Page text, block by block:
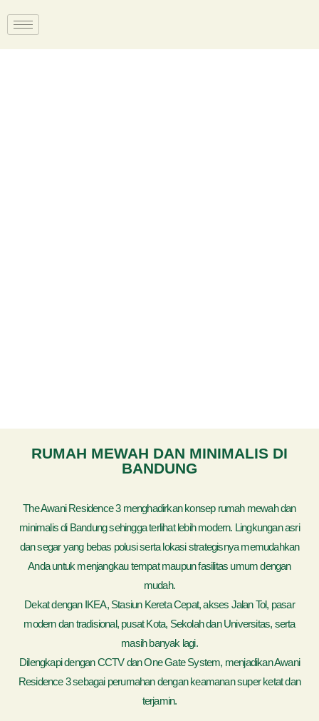
RUMAH MEWAH DAN MINIMALIS DI
BANDUNG
The Awani Residence 3 menghadirkan konsep rumah mewah dan
minimalis di Bandung sehingga terlihat lebih modern. Lingkungan asri
dan segar yang bebas polusi serta lokasi strategisnya memudahkan
Anda untuk menjangkau tempat maupun fasilitas umum dengan
mudah.
Dekat dengan IKEA, Stasiun Kereta Cepat, akses Jalan Tol, pasar
modern dan tradisional, pusat Kota, Sekolah dan Universitas, serta
masih banyak lagi.
Dilengkapi dengan CCTV dan One Gate System, menjadikan Awani
Residence 3 sebagai perumahan dengan keamanan super ketat dan
terjamin.